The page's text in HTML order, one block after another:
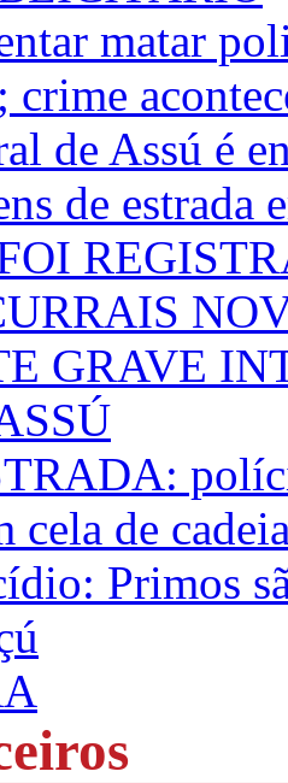
matar
crime
de Assú é
de estrada
GRAVE
cela de
Primos